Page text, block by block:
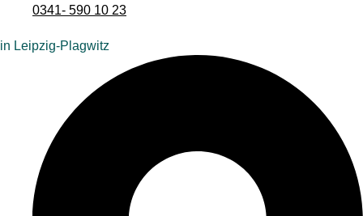
0341- 590 10 23
in Leipzig-Plagwitz